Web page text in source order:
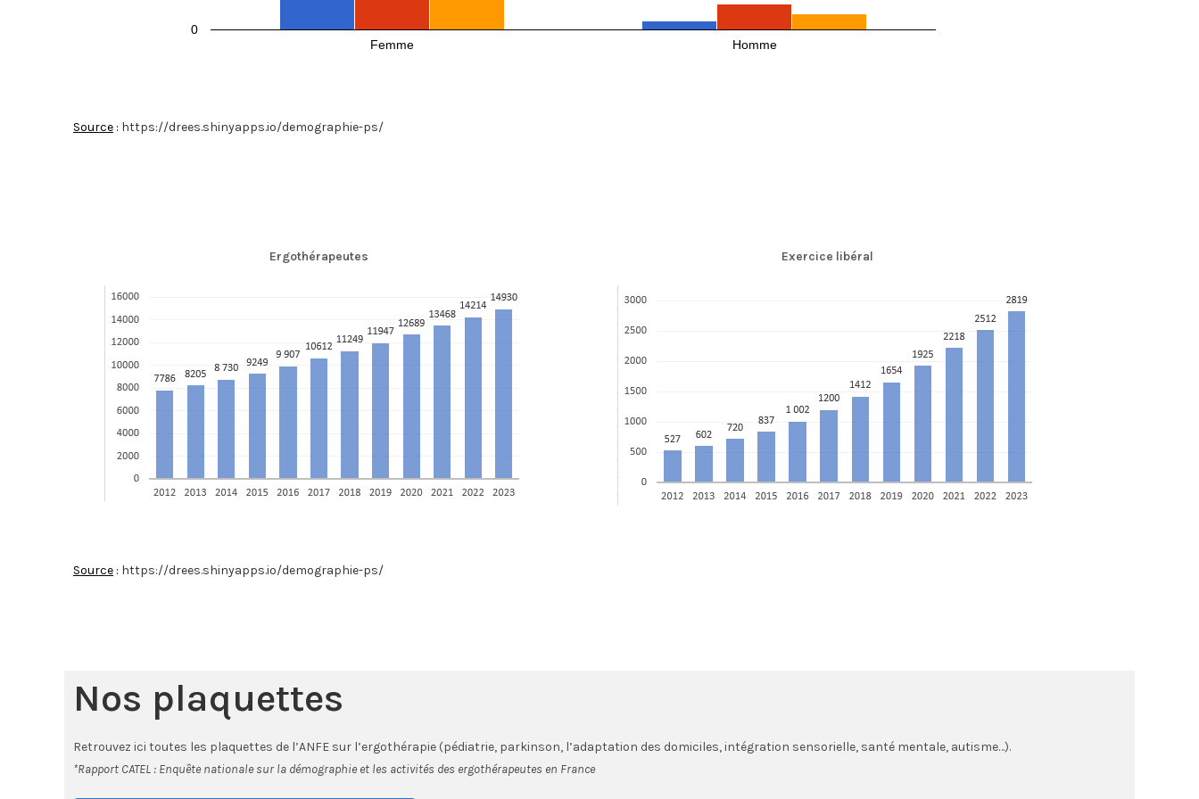
Femme Homme
0
Source : https://drees.shinyapps.io/demographie-ps/
Ergothérapeutes Exercice libéral
Source : https://drees.shinyapps.io/demographie-ps/
Nos plaquettes
Retrouvez ici toutes les plaquettes de l’ANFE sur l’ergothérapie (pédiatrie, parkinson, l’adaptation des domiciles, intégration sensorielle, santé mentale, autisme…).
*Rapport CATEL : Enquête nationale sur la démographie et les activités des ergothérapeutes en France